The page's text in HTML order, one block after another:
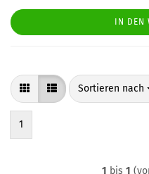
IN DEN
Sortieren nach
Sortieren nach
1
1 bis 1